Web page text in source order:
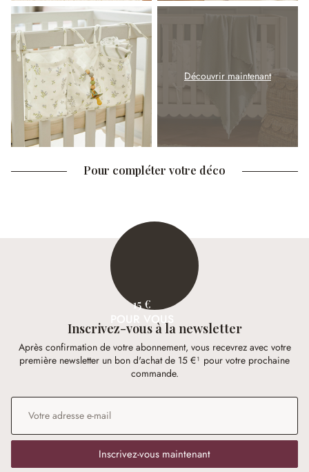
Découvrir maintenant
Pour compléter votre déco
15 €
POUR VOUS
Inscrivez-vous à la newsletter
Après confirmation de votre abonnement, vous recevrez avec votre
première newsletter un bon d'achat de 15 €¹ pour votre prochaine
commande.
Adresse e-mail
Inscrivez-vous maintenant